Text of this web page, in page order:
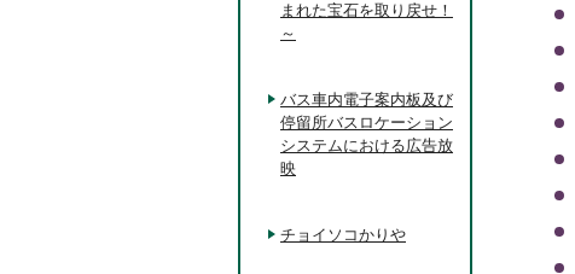
まれた宝石を取り戻せ！
～
バス車内電子案内板及び
停留所バスロケーション
システムにおける広告放
映
チョイソコかりや